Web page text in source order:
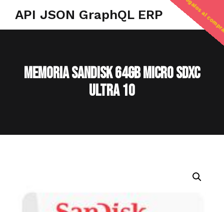
API JSON GraphQL ERP
MEMORIA SANDISK 64GB MICRO SDXC
ULTRA 10
regalos al